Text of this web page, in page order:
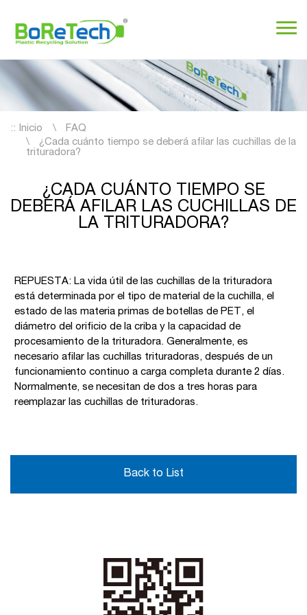
:: Inicio
FAQ
¿Cada cuánto tiempo se deberá afilar las cuchillas de la
trituradora?
¿CADA CUÁNTO TIEMPO SE
DEBERÁ AFILAR LAS CUCHILLAS DE
LA TRITURADORA?
REPUESTA: La vida útil de las cuchillas de la trituradora
está determinada por el tipo de material de la cuchilla, el
estado de las materia primas de botellas de PET, el
diámetro del orificio de la criba y la capacidad de
procesamiento de la trituradora. Generalmente, es
necesario afilar las cuchillas trituradoras, después de un
funcionamiento continuo a carga completa durante 2 días.
Normalmente, se necesitan de dos a tres horas para
reemplazar las cuchillas de trituradoras.
Back to List